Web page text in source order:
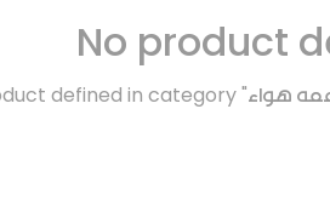
No product
defined in category "هواء